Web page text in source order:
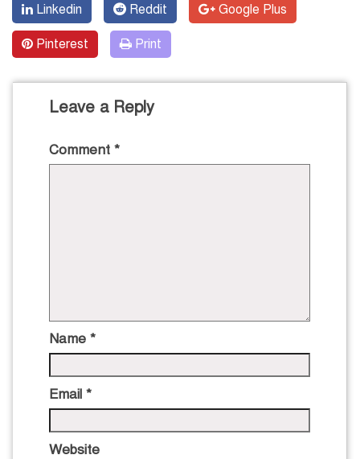
Linkedin Reddit Google Plus
Pinterest Print
Leave a Reply
Comment *
Name *
Email *
Website